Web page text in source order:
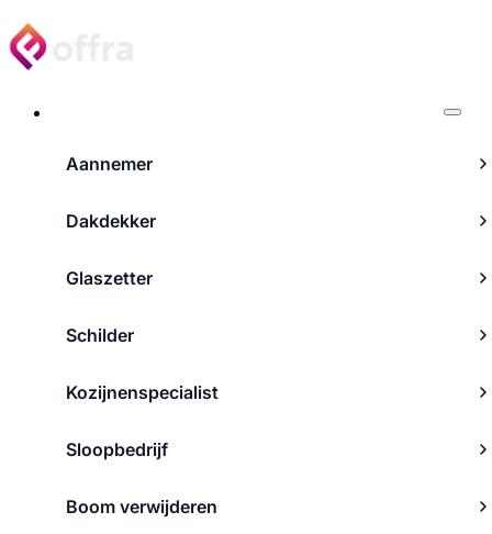
Aannemer
Dakdekker
Glaszetter
Schilder
Kozijnenspecialist
Sloopbedrijf
Boom verwijderen